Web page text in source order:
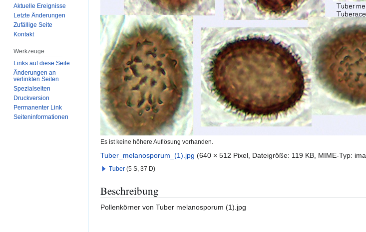
Es ist keine höhere Auflösung vorhanden.
Tuber_melanosporum_(1).jpg (640 × 512 Pixel, Dateigröße: 119 KB, MIME-Typ:
Tuber (5 S, 37 D)
Beschreibung
Pollenkörner von Tuber melanosporum (1).jpg
Aktuelle Ereignisse
Letzte Änderungen
Zufällige Seite
Kontakt
Werkzeuge
Links auf diese Seite
Änderungen an
verlinkten Seiten
Spezialseiten
Druckversion
Permanenter Link
Seiten­­informationen